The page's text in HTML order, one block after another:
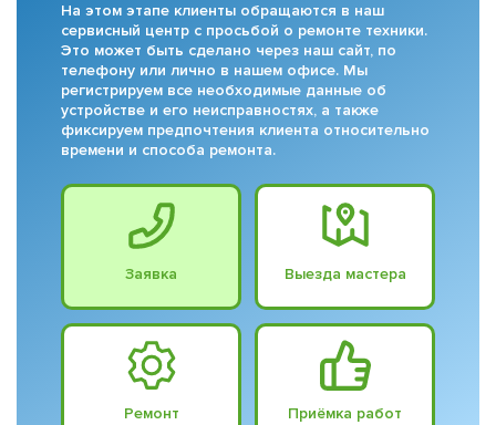
На этом этапе клиенты обращаются в наш
сервисный центр с просьбой о ремонте техники.
Это может быть сделано через наш сайт, по
телефону или лично в нашем офисе. Мы
регистрируем все необходимые данные об
устройстве и его неисправностях, а также
фиксируем предпочтения клиента относительно
времени и способа ремонта.
Заявка Выезда мастера
Ремонт Приёмка работ